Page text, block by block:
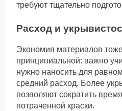
требуют тщательно
Расход и
Экономия материалов
принципиальной: важно
нужно наносить для
средний расход. Более
позволяют сократить
потраченной краски.